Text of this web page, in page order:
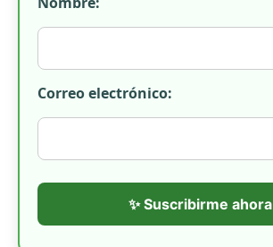
Correo electrónico:
✨ Suscribirme ahora